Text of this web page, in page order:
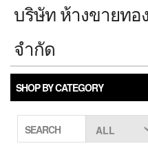
บริษัท ห้างขายทอ
จำกัด
SHOP BY CATEGORY
SEARCH